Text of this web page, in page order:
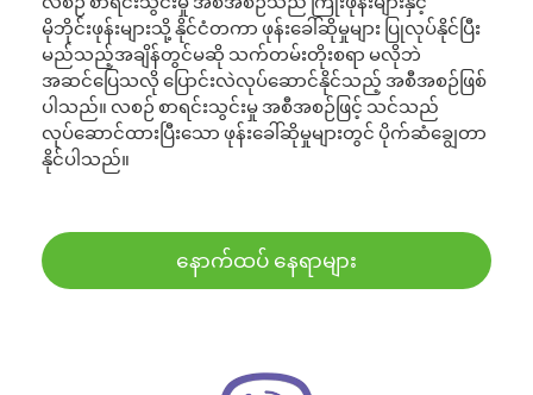
မိုဘိုင်းဖုန်းများသို့ နိုင်ငံတကာ ဖုန်းခေါ်ဆိုမှုများ ပြုလုပ်နိုင်ပြီး
မည်သည့်အချိန်တွင်မဆို သက်တမ်းတိုးစရာ မလိုဘဲ
အဆင်ပြေသလို ပြောင်းလဲလုပ်ဆောင်နိုင်သည့် အစီအစဉ်ဖြစ်
ပါသည်။ လစဉ် စာရင်းသွင်းမှု အစီအစဉ်ဖြင့် သင်သည်
လုပ်ဆောင်ထားပြီးသော ဖုန်းခေါ်ဆိုမှုများတွင် ပိုက်ဆံချွေတာ
နိုင်ပါသည်။
နောက်ထပ် နေရာများ